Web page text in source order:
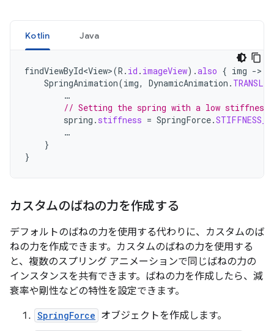
Kotlin Java
findViewById<View>(R . id . imageView).also { img -
SpringAnimation(img, DynamicAnimation .
…
// Setting the spring with a low stiffness.
spring . stiffness = SpringForce.
…
}
}
カスタムのばねの力を作成する
デフォルトのばねの力を使用する代わりに、カスタムのば
ねの力を作成できます。カスタムのばねの力を使用する
と、複数のスプリング アニメーションで同じばねの力の
インスタンスを共有できます。ばねの力を作成したら、減
衰率や剛性などの特性を設定できます。
SpringForce オブジェクトを作成します。